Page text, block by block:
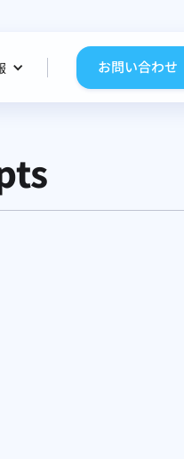
お問い合わせ